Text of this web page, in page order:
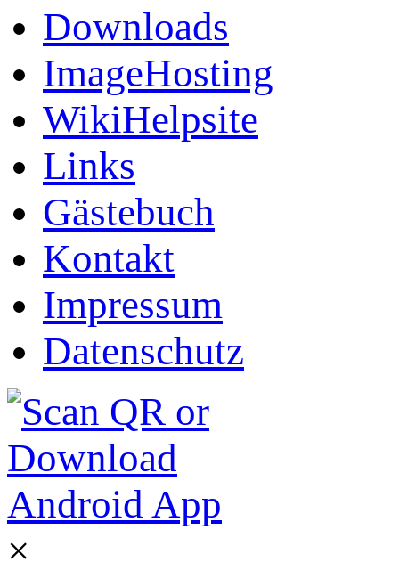
Downloads
ImageHosting
WikiHelpsite
Links
Gästebuch
Kontakt
Impressum
Datenschutz
×